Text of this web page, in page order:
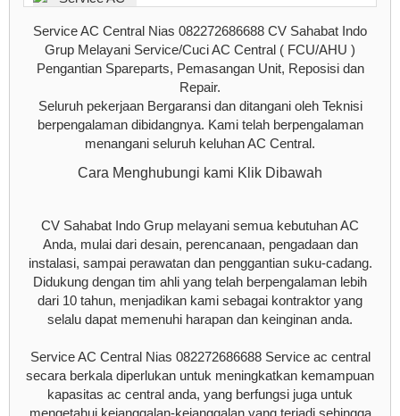
Service AC Central Nias 082272686688 CV Sahabat Indo
Grup Melayani Service/Cuci AC Central ( FCU/AHU )
Pengantian Spareparts, Pemasangan Unit, Reposisi dan
Repair.
Seluruh pekerjaan Bergaransi dan ditangani oleh Teknisi
berpengalaman dibidangnya. Kami telah berpengalaman
menangani seluruh keluhan AC Central.
Cara Menghubungi kami Klik Dibawah
CV Sahabat Indo Grup melayani semua kebutuhan AC
Anda, mulai dari desain, perencanaan, pengadaan dan
instalasi, sampai perawatan dan penggantian suku-cadang.
Didukung dengan tim ahli yang telah berpengalaman lebih
dari 10 tahun, menjadikan kami sebagai kontraktor yang
selalu dapat memenuhi harapan dan keinginan anda.
Service AC Central Nias 082272686688 Service ac central
secara berkala diperlukan untuk meningkatkan kemampuan
kapasitas ac central anda, yang berfungsi juga untuk
mengetahui kejanggalan-kejanggalan yang terjadi sehingga